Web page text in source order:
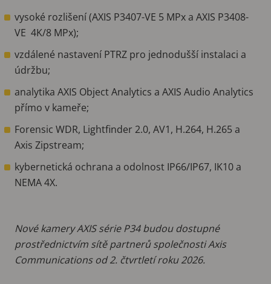
vysoké rozlišení (AXIS P3407-VE 5 MPx a AXIS P3408-
VE 4K/8 MPx);
vzdálené nastavení PTRZ pro jednodušší instalaci a
údržbu;
analytika AXIS Object Analytics a AXIS Audio Analytics
přímo v kameře;
Forensic WDR, Lightfinder 2.0, AV1, H.264, H.265 a
Axis Zipstream;
kybernetická ochrana a odolnost IP66/IP67, IK10 a
NEMA 4X.
Nové kamery AXIS série P34 budou dostupné
prostřednictvím sítě partnerů společnosti Axis
Communications od 2. čtvrtletí roku 2026.